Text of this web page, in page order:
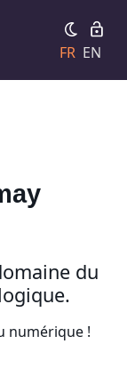
FR EN
du
numérique !